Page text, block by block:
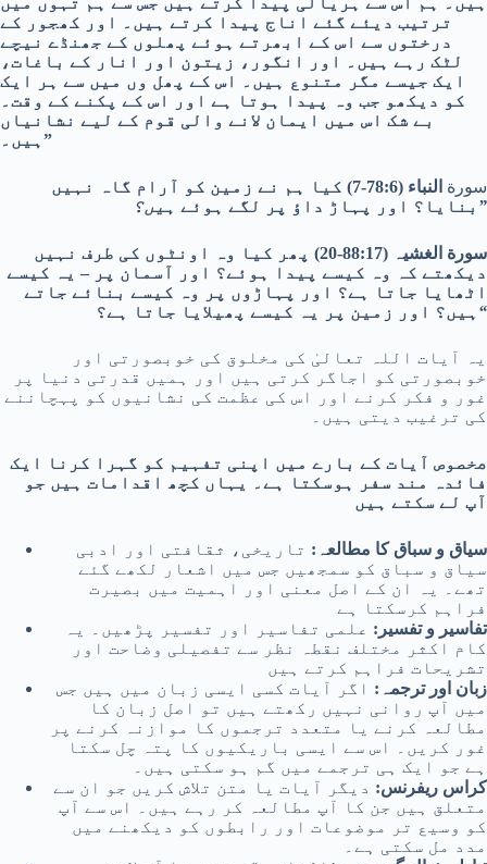
ترتیب دیئے گئے اناج پیدا کرتے ہیں۔ اور کھجور کے
درختوں سے اس کے ابھرتے ہوئے پھلوں کے جھنڈے نیچے
لٹک رہے ہیں۔ اور انگور، زیتون اور انار کے باغات،
ایک جیسے مگر متنوع ہیں۔ اس کے پھل وں میں سے ہر ایک
کو دیکھو جب وہ پیدا ہوتا ہے اور اس کے پکنے کے وقت۔
بے شک اس میں ایمان لانے والی قوم کے لیے نشانیاں
ہیں۔”
سورة
النباء (78:6-7) کیا ہم نے زمین کو آرام گاہ نہیں
بنایا؟ اور پہاڑ داؤ پر لگے ہوئے ہیں؟”
سورة الغشیہ (88:17-20) پھر کیا وہ اونٹوں کی طرف نہیں
دیکھتے کہ وہ کیسے پیدا ہوئے؟ اور آسمان پر – یہ کیسے
اٹھایا جاتا ہے؟ اور پہاڑوں پر وہ کیسے بنائے جاتے
ہیں؟ اور زمین پر یہ کیسے پھیلایا جاتا ہے؟ “
یہ آیات اللہ تعالیٰ کی مخلوق کی خوبصورتی اور
خوبصورتی کو اجاگر کرتی ہیں اور ہمیں قدرتی دنیا پر
غور و فکر کرنے اور اس کی عظمت کی نشانیوں کو پہچاننے
کی ترغیب دیتی ہیں۔
مخصوص آیات کے بارے میں اپنی تفہیم کو گہرا کرنا ایک
فائدہ مند سفر ہوسکتا ہے۔ یہاں کچھ اقدامات ہیں جو
آپ لے سکتے ہیں
سیاق و سباق کا مطالعہ: تاریخی، ثقافتی اور ادبی
سیاق و سباق کو سمجھیں جس میں اشعار لکھے گئے
تھے۔ یہ ان کے اصل معنی اور اہمیت میں بصیرت
فراہم کرسکتا ہے
تفاسیر و تفسیر: علمی تفاسیر اور تفسیر پڑھیں۔ یہ
کام اکثر مختلف نقطہ نظر سے تفصیلی وضاحت اور
تشریحات فراہم کرتے ہیں
زبان اور ترجمہ: اگر آیات کسی ایسی زبان میں ہیں جس
میں آپ روانی نہیں رکھتے ہیں تو اصل زبان کا
مطالعہ کرنے یا متعدد ترجموں کا موازنہ کرنے پر
غور کریں۔ اس سے ایسی باریکیوں کا پتہ چل سکتا
ہے جو ایک ہی ترجمے میں گم ہو سکتی ہیں۔
کراس ریفرنس: دیگر آیات یا متن تلاش کریں جو ان سے
متعلق ہیں جن کا آپ مطالعہ کر رہے ہیں۔ اس سے آپ
کو وسیع تر موضوعات اور رابطوں کو دیکھنے میں
مدد مل سکتی ہے۔